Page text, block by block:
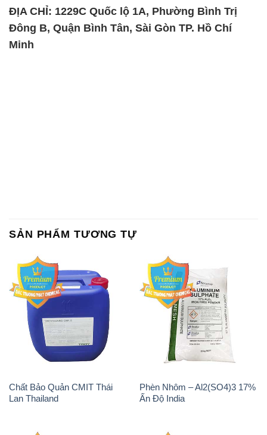
ĐỊA CHỈ: 1229C Quốc lộ 1A, Phường Bình Trị
Đông B, Quận Bình Tân, Sài Gòn TP. Hồ Chí
Minh
SẢN PHẨM TƯƠNG TỰ
Chất Bảo Quản CMIT Thái
Lan Thailand
Phèn Nhôm – Al2(SO4)3 17%
Ấn Độ India